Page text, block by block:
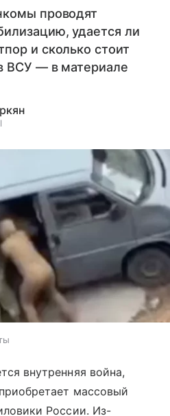
проводят
удается ли
и сколько стоит
ВСУ — в материале
внутренняя война,
массовый
России. Из-